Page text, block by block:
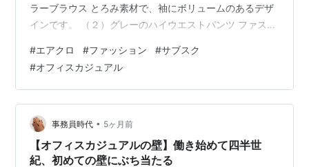
ラーブラウス とろみ素材で、袖にボリュームのあるデザ
インです。 （２）グレーのハイウエストパンツ ファスナ
ウエストデザインです。 （１）のブラウスと合わせてオ
フィスで着用しました。 （３）青緑色のリブニット 丈が
少し短めだったので、裾は出してGパンと合わせてカジュ
アルに着てみました。 今回の3点は、自分にとっては着
こなしやすい色、形でした。 ただ季節が春になってきて
いて、気温も上…
#エアクロ #ファッション #サブスク
#オフィスカジュアル
事務員時代 • 5ヶ月前
【オフィスカジュアルの壁】働き始めて四半世
紀、初めての壁にぶち当たる